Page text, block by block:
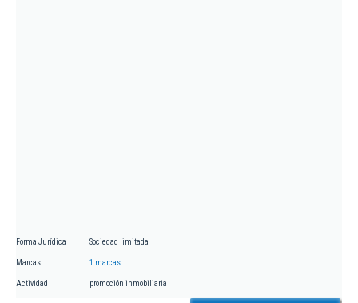
Forma Jurídica Sociedad limitada
Marcas 1 marcas
Actividad promoción inmobiliaria